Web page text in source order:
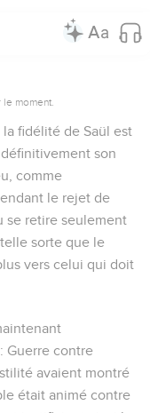
moment.
la fidélité de Saül est
son
comme
le rejet de
se retire seulement
sorte que le
vers celui qui doit
: Guerre contre
avaient montré
était animé contre